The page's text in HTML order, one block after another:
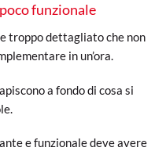
funzionale
troppo dettagliato che non
in un’ora.
a fondo di cosa si
e funzionale deve avere